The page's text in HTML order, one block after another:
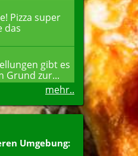
Pizza super
das
gibt es
Grund zur...
mehr..
Umgebung: